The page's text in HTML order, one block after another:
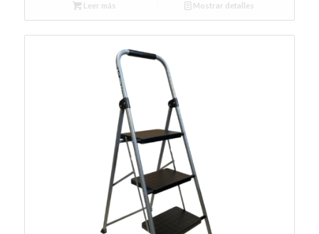
Leer más Mostrar detalles